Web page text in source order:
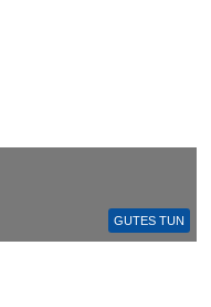
GUTES TUN